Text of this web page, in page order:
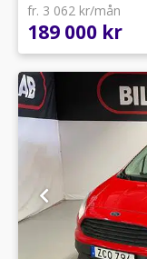
fr. 3 062 kr/mån
189 000 kr